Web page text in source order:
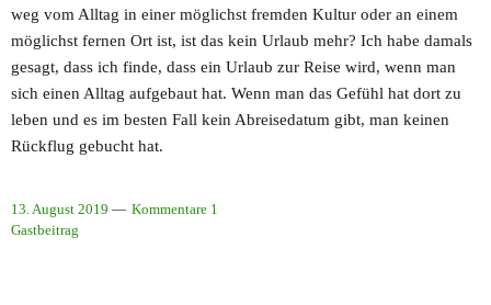
weg vom Alltag in einer möglichst fremden Kultur oder an einem
möglichst fernen Ort ist, ist das kein Urlaub mehr? Ich habe damals
gesagt, dass ich finde, dass ein Urlaub zur Reise wird, wenn man
sich einen Alltag aufgebaut hat. Wenn man das Gefühl hat dort zu
leben und es im besten Fall kein Abreisedatum gibt, man keinen
Rückflug gebucht hat.
13. August 2019
Kommentare 1
Gastbeitrag